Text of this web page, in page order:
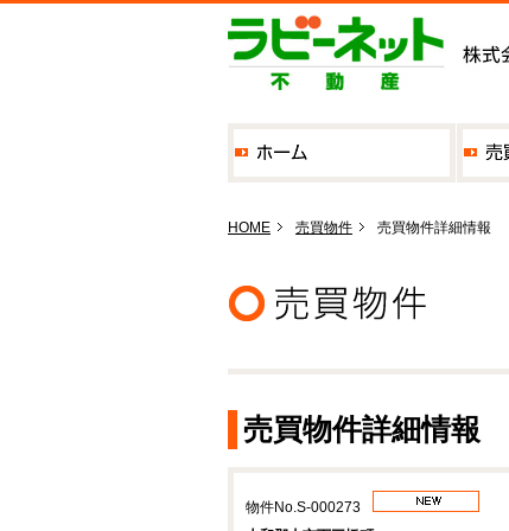
HOME 売買物件 売買物件詳細情報
売買物件詳細情報
物件No.S-000273